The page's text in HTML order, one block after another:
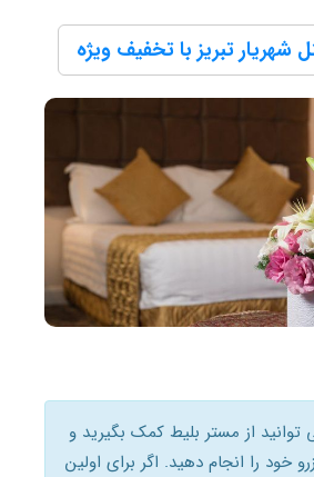
شهریار تبریز با تخفیف ویژه
توانید از مستر بلیط کمک بگیرید و
خود را انجام دهید. اگر برای اولین